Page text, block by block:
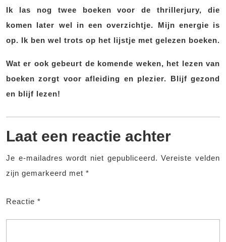
Ik las nog twee boeken voor de thrillerjury, die
komen later wel in een overzichtje. Mijn energie is
op. Ik ben wel trots op het lijstje met gelezen boeken.
Wat er ook gebeurt de komende weken, het lezen van
boeken zorgt voor afleiding en plezier. Blijf gezond
en blijf lezen!
Laat een reactie achter
Je e-mailadres wordt niet gepubliceerd. Vereiste velden
zijn gemarkeerd met *
Reactie *